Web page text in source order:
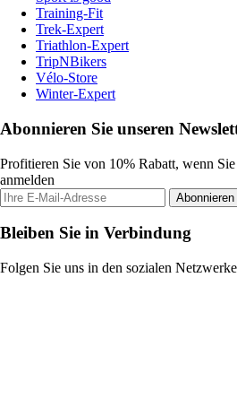
Training-Fit
Trek-Expert
Triathlon-Expert
TripNBikers
Vélo-Store
Winter-Expert
Abonnieren Sie unseren
Profitieren Sie von 10% Rabatt, wenn
anmelden
Abonnieren
Bleiben Sie in Verbindung
Folgen Sie uns in den sozialen